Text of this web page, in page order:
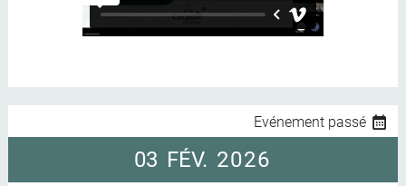
Evénement passé
03 FÉV. 2026